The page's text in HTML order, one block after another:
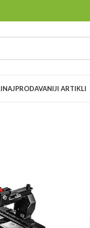
NAJPRODAVANIJI ARTIKLI